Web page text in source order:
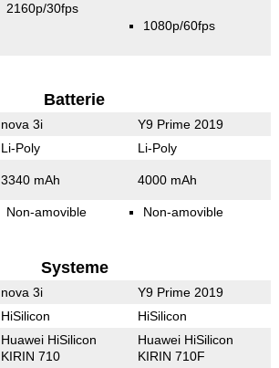
2160p/30fps
1080p/60fps
Batterie
nova 3i Y9 Prime 2019
Li-Poly Li-Poly
3340 mAh 4000 mAh
Non-amovible Non-amovible
Systeme
nova 3i Y9 Prime 2019
HiSilicon HiSilicon
Huawei HiSilicon
KIRIN 710
Huawei HiSilicon
KIRIN 710F